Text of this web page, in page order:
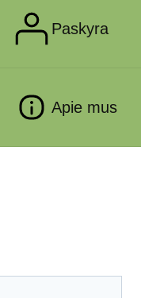
Paskyra
Apie mus